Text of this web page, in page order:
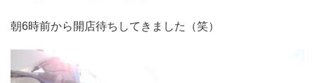
朝6時前から開店待ちしてきました（笑）